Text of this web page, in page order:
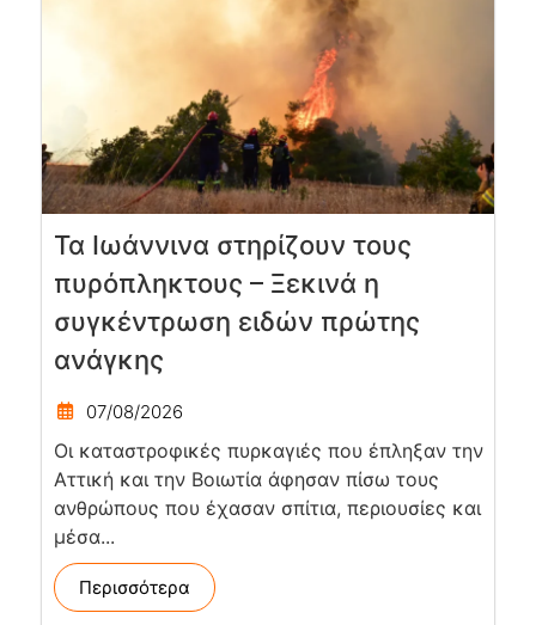
Τα Ιωάννινα στηρίζουν τους
πυρόπληκτους – Ξεκινά η
συγκέντρωση ειδών πρώτης
ανάγκης
07/08/2026
Οι καταστροφικές πυρκαγιές που έπληξαν την
Αττική και την Bοιωτία άφησαν πίσω τους
ανθρώπους που έχασαν σπίτια, περιουσίες και
μέσα...
Περισσότερα